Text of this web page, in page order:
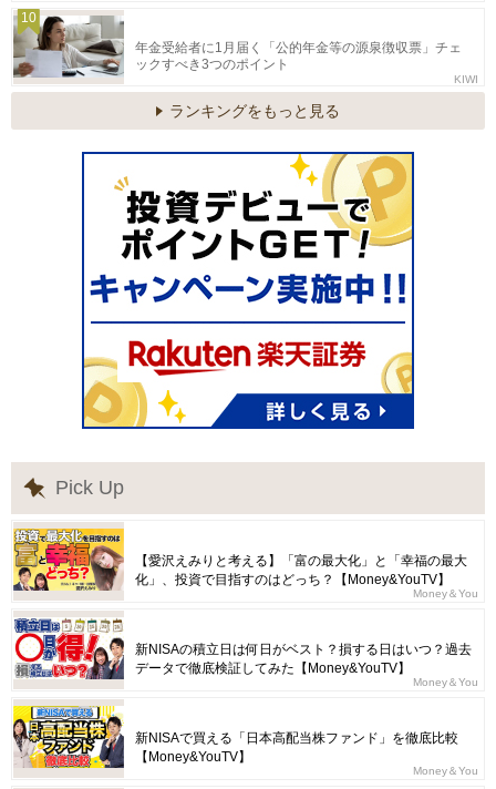
10
年金受給者に1月届く「公的年金等の源泉徴収票」チェ
ックすべき3つのポイント
KIWI
ランキングをもっと見る
Pick Up
【愛沢えみりと考える】「富の最大化」と「幸福の最大
化」、投資で目指すのはどっち？【Money&YouTV】
Money＆You
新NISAの積立日は何日がベスト？損する日はいつ？過去
データで徹底検証してみた【Money&YouTV】
Money＆You
新NISAで買える「日本高配当株ファンド」を徹底比較
【Money&YouTV】
Money＆You